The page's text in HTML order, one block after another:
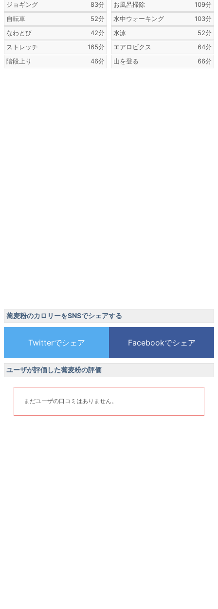
ジョギング
83分
自転車
52分
なわとび
42分
ストレッチ
165分
階段上り
46分
お風呂掃除
109分
水中ウォーキング
103分
水泳
52分
エアロビクス
64分
山を登る
66分
蕎麦粉のカロリーをSNSでシェアする
ユーザが評価した蕎麦粉の評価
まだユーザの口コミはありません。